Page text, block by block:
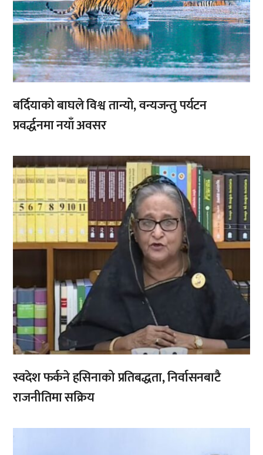
बर्दियाको बाघले विश्व तान्यो, वन्यजन्तु पर्यटन
प्रवर्द्धनमा नयाँ अवसर
,,
स्वदेश फर्कने हसिनाको प्रतिबद्धता, निर्वासनबाटै
राजनीतिमा सक्रिय
,